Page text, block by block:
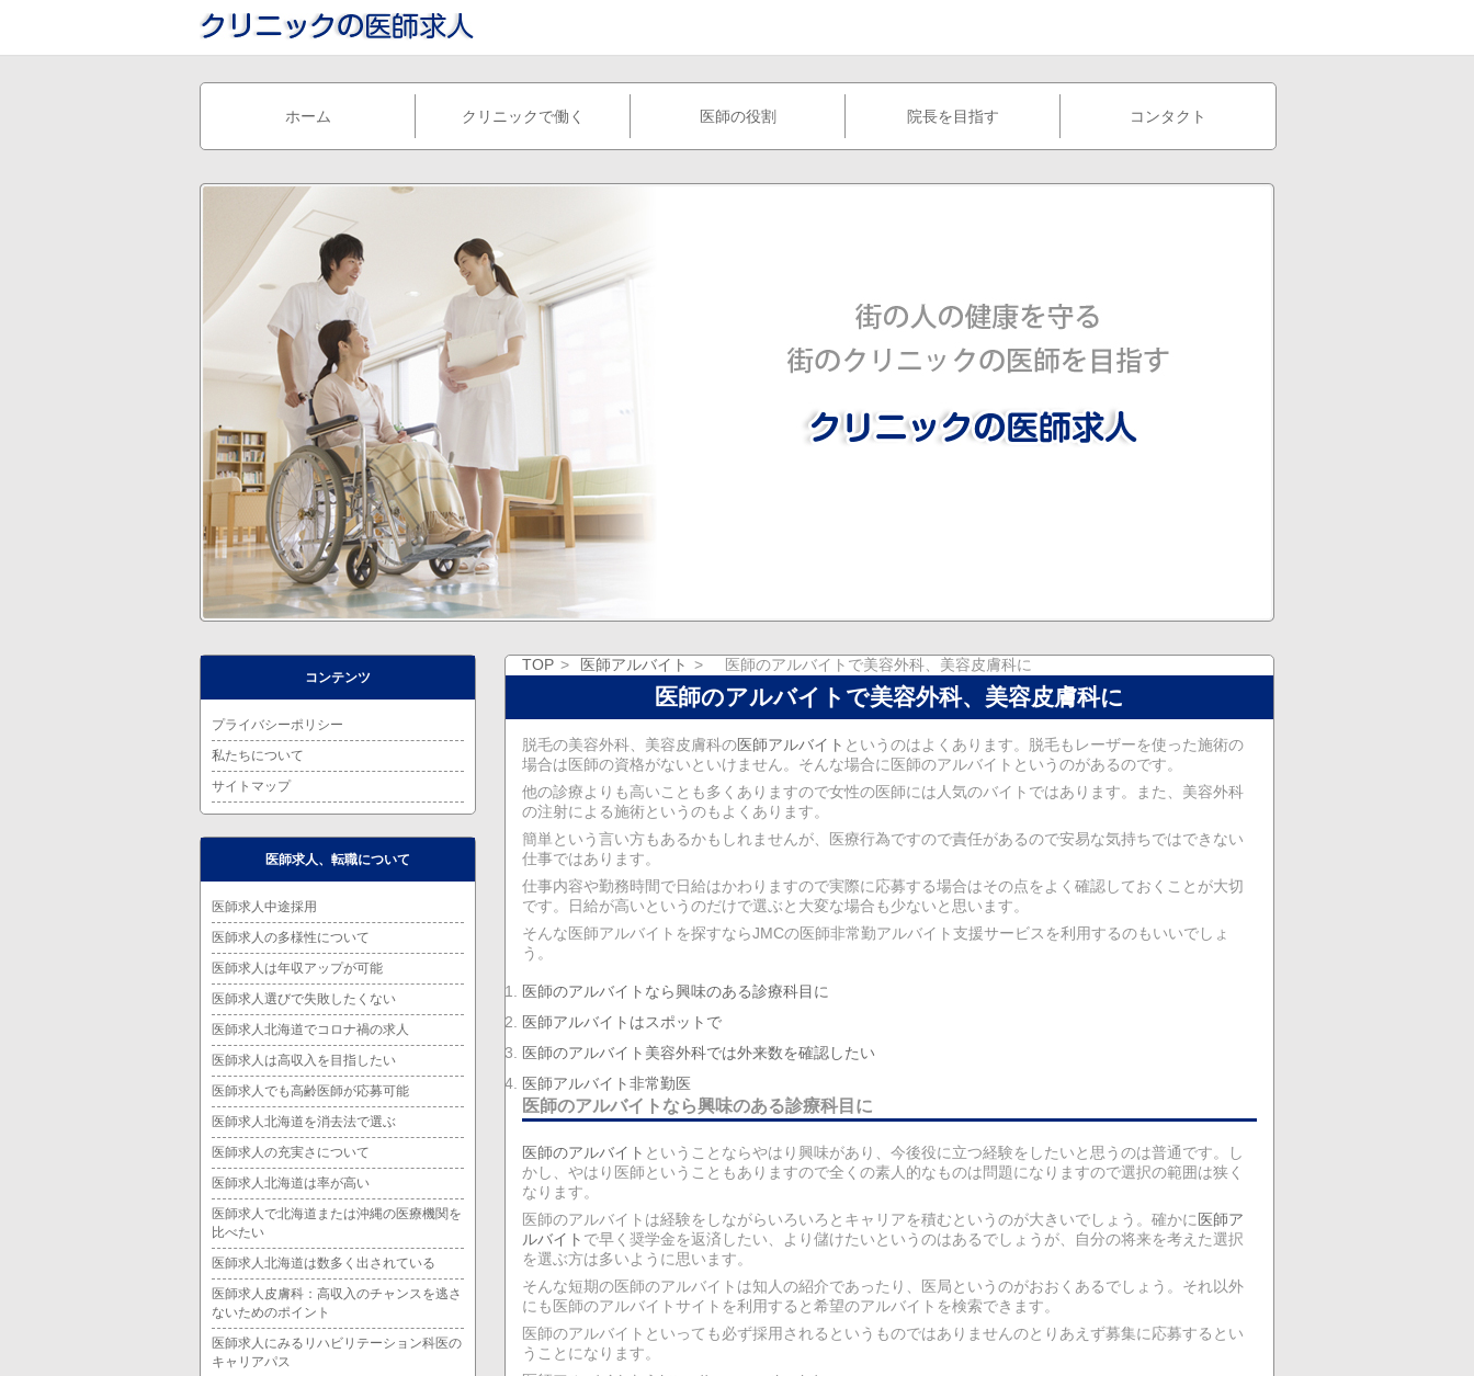
ホーム クリニックで働く 医師の役割 院長を目指す コンタクト
TOP 医師アルバイト 医師のアルバイトで美容外科、美容皮膚科に
医師のアルバイトで美容外科、美容皮膚科に
脱毛の美容外科、美容皮膚科の医師アルバイト というのはよくあります。脱毛もレーザーを使った施術の
場合は医師の資格がないといけません。そんな場合に医師のアルバイトというのがあるのです。
他の診療よりも高いことも多くありますので女性の医師には人気のバイトではあります。また、美容外科
の注射による施術というのもよくあります。
簡単という言い方もあるかもしれませんが、医療行為ですので責任があるので安易な気持ちではできない
仕事ではあります。
仕事内容や勤務時間で日給はかわりますので実際に応募する場合はその点をよく確認しておくことが大切
です。日給が高いというのだけで選ぶと大変な場合も少ないと思います。
そんな医師アルバイトを探すならJMCの医師非常勤アルバイト支援サービスを利用するのもいいでしょ
う。
医師のアルバイトなら興味のある診療科目に
医師アルバイトはスポットで
医師のアルバイト美容外科では外来数を確認したい
医師アルバイト非常勤医
医師のアルバイトなら興味のある診療科目に
医師のアルバイト ということならやはり興味があり、今後役に立つ経験をしたいと思うのは普通です。し
かし、やはり医師ということもありますので全くの素人的なものは問題になりますので選択の範囲は狭く
なります。
医師のアルバイトは経験をしながらいろいろとキャリアを積むというのが大きいでしょう。確かに 医師ア
ルバイト で早く奨学金を返済したい、より儲けたいというのはあるでしょうが、自分の将来を考えた選択
を選ぶ方は多いように思います。
そんな短期の医師のアルバイトは知人の紹介であったり、医局というのがおおくあるでしょう。それ以外
にも医師のアルバイトサイトを利用すると希望のアルバイトを検索できます。
医師のアルバイトといっても必ず採用されるというものではありませんのとりあえず募集に応募するとい
うことになります。
コンテンツ
プライバシーポリシー
私たちについて
サイトマップ
医師求人、転職について
医師求人中途採用
医師求人の多様性について
医師求人は年収アップが可能
医師求人選びで失敗したくない
医師求人北海道でコロナ禍の求人
医師求人は高収入を目指したい
医師求人でも高齢医師が応募可能
医師求人北海道を消去法で選ぶ
医師求人の充実さについて
医師求人北海道は率が高い
医師求人で北海道または沖縄の医療機関を
比べたい
医師求人北海道は数多く出されている
医師求人皮膚科：高収入のチャンスを逃さ
ないためのポイント
医師求人にみるリハビリテーション科医の
キャリアパス